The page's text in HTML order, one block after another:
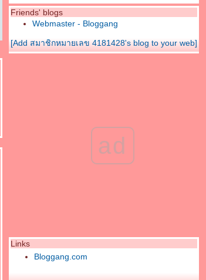
Friends' blogs
Webmaster - Bloggang
[Add สมาชิกหมายเลข 4181428's blog to your web]
ad
Links
Bloggang.com